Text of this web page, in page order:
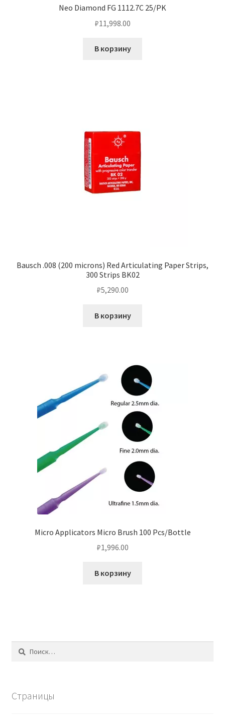
Neo Diamond FG 1112.7C 25/PK
₽11,998.00
В корзину
Bausch .008 (200 microns) Red Articulating Paper Strips,
300 Strips BK02
₽5,290.00
В корзину
Micro Applicators Micro Brush 100 Pcs/Bottle
₽1,996.00
В корзину
Найти:
Страницы